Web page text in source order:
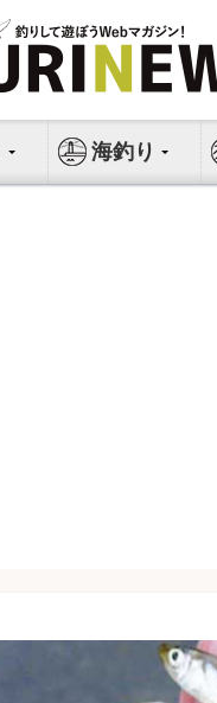
海釣り